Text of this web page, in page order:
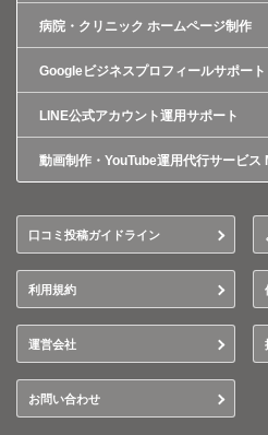
病院・クリニック ホームページ制作
Googleビジネスプロフィールサポート
LINE公式アカウント運用サポート
動画制作・YouTube運用代行サービス
口コミ投稿ガイドライン
利用規約
運営会社
お問い合わせ